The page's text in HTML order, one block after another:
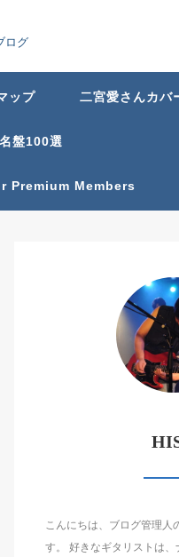
ログ
ップ 二宮愛さんカバ
盤100選
Premium Members
こんにちは、ブログ管理人
す。 好きなギタリストは